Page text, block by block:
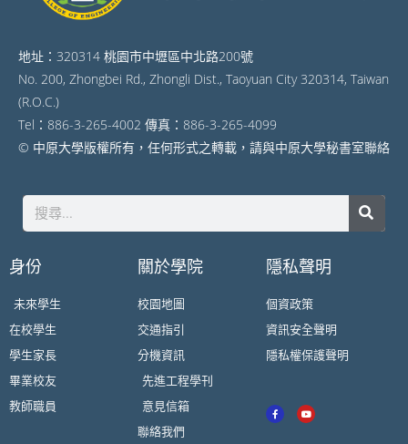
地址：320314 桃園市中壢區中北路200號
No. 200, Zhongbei Rd., Zhongli Dist., Taoyuan City 320314, Taiwan
(R.O.C.)
Tel：886-3-265-4002 傳真：886-3-265-4099
© 中原大學版權所有，任何形式之轉載，請與中原大學秘書室聯絡
身份
未來學生
在校學生
學生家長
畢業校友
教師職員
關於學院
校園地圖
交通指引
分機資訊
先進工程學刊
意見信箱
聯絡我們
隱私聲明
個資政策
資訊安全聲明
隱私權保護聲明